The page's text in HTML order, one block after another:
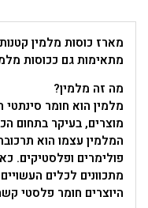
מארז כוסות מלמין
מתאימות גם ככוסות
מה זה מלמין?
מלמין הוא חומר
מוצרים, בעיקר בתחום
המלמין עצמו הוא
פולימרים ופלסטיקים.
מתכוונים לכלים
היוצרים חומר פלסטי